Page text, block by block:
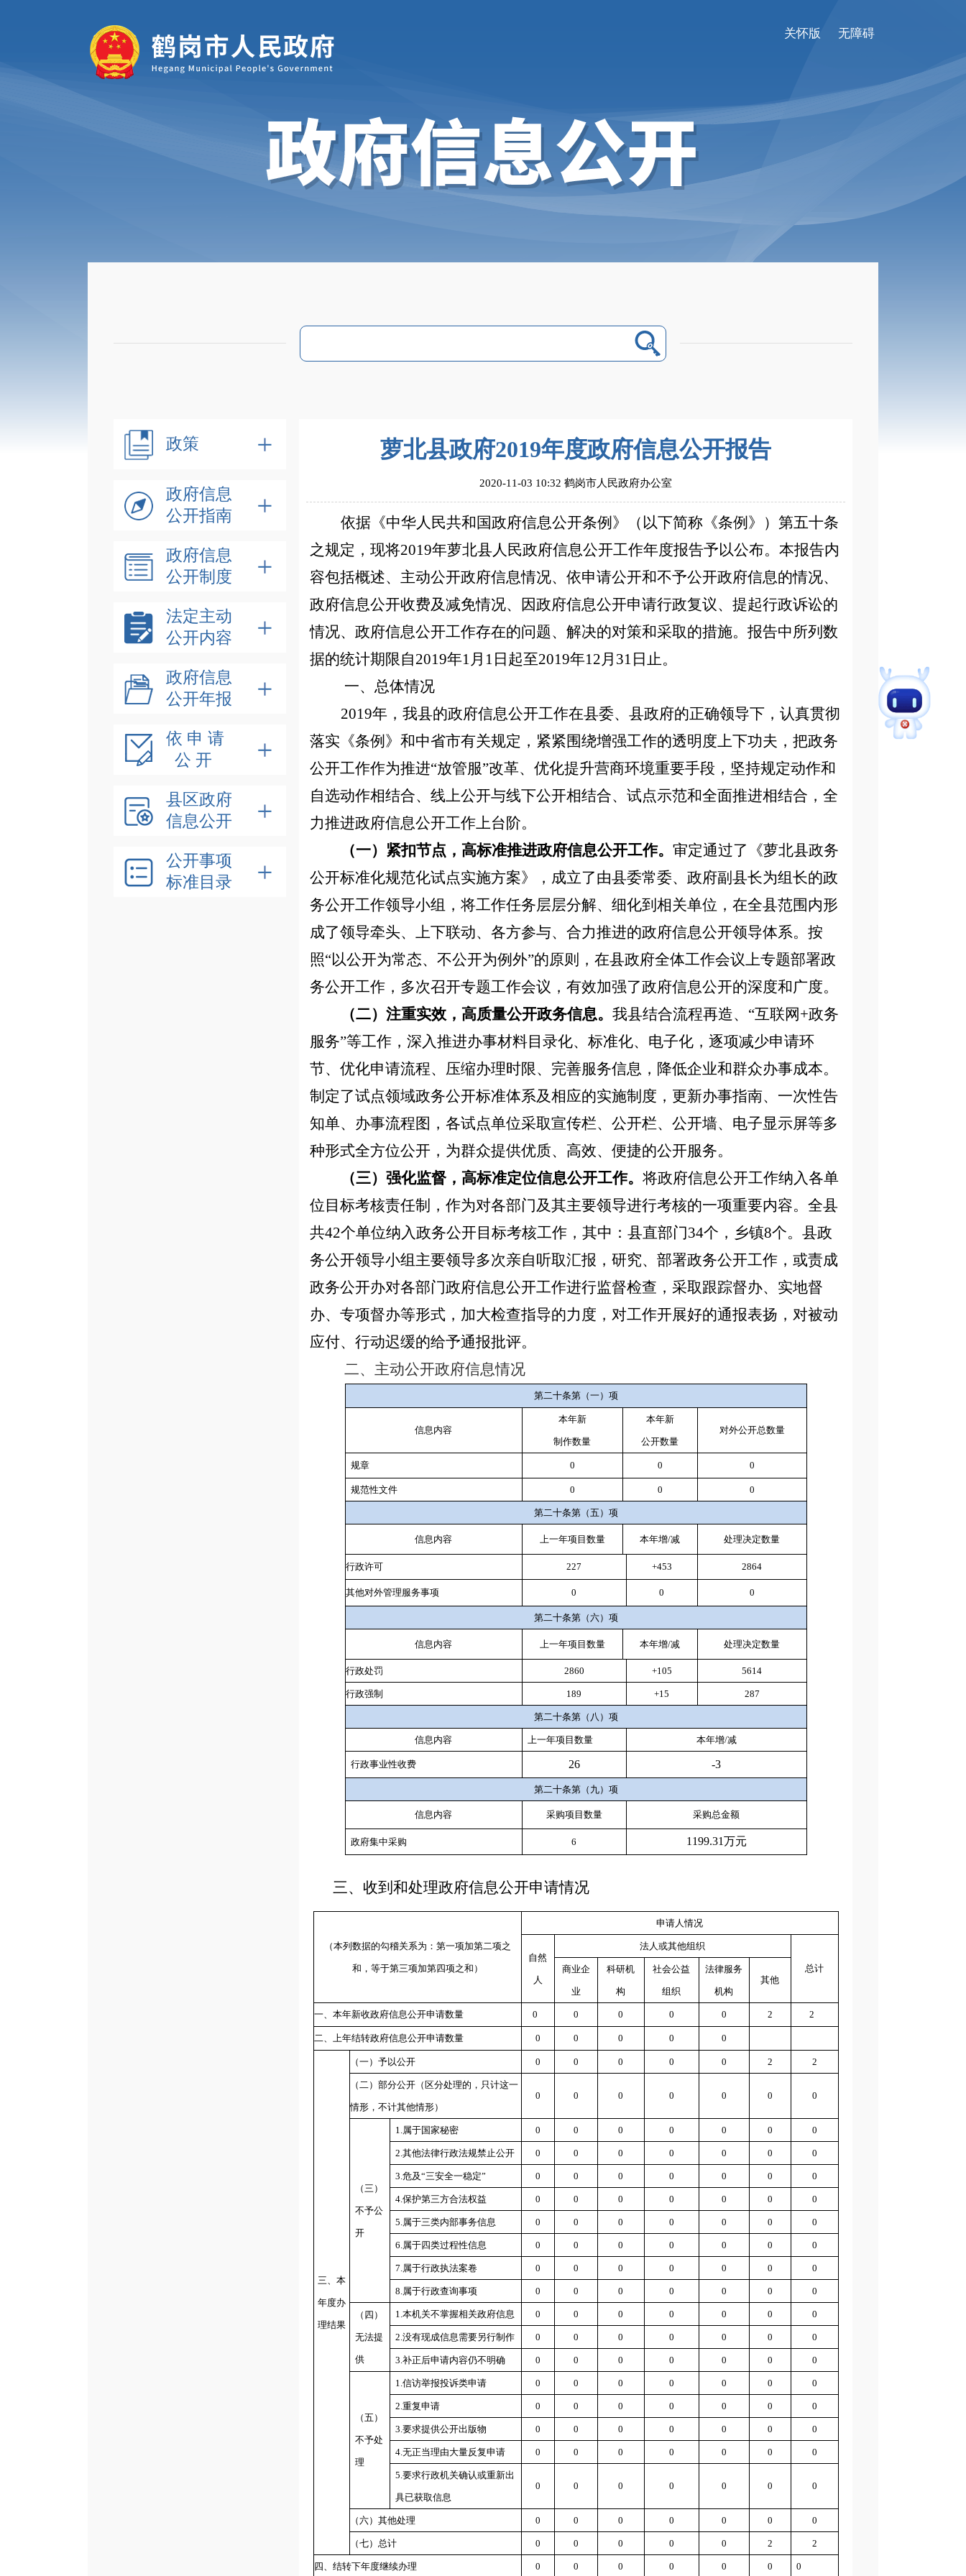
关怀版 无障碍
政策
政府信息
公开指南
政府信息
公开制度
法定主动
公开内容
政府信息
公开年报
依 申 请
公 开
县区政府
信息公开
公开事项
标准目录
萝北县政府2019年度政府信息公开报告
2020-11-03 10:32 鹤岗市人民政府办公室
依据《中华人民共和国政府信息公开条例》（以下简称《条例》）第五十条
之规定 ，现将2019年萝北县人民政府信息公开工作年度报告予以公布。本报告内
容包括概述、主动公开政府信息情况、依申请公开和不予公开政府信息的情况、
政府信息公开收费及减免情况、因政府信息公开申请行政复议、提起行政诉讼的
情况、政府信息公开工作存在的问题、解决的对策和采取的措施。报告中所列数
据的统计期限自2019年1月1日起至2019年12月31 日止。
一、 总体情况
2019年，我县的政府信息公开工作在县委、县政府的正确领导下，认真贯彻
落实《条例》和中省市有关规定，紧紧围绕增强工作的透明度上下功夫，把政务
公开工作作为推进“放管服”改革、优化提升营商环境重要手段，坚持规定动作和
自选动作相结合、线上公开与线下公开相结合、试点示范和全面推进相结合，全
力推进政府信息公开工作上台阶。
（一）紧扣节点，高标准推进政府信息公开工作。 审定通过了《萝北县政务
公开标准化规范化试点实施方案》， 成立了由县委常委、政府副县长为组长的政
务公开工作领导小组， 将工作任务层层分解、细化到相关单位， 在全县范围内形
成了领导牵头、上下联动、各方参与、合力推进的政府信息公开领导体系。 按
照“以公开为常态、不公开为例外”的原则， 在县政府全体工作会议上专题部署政
务公开工作，多次召开专题工作会议， 有效加强了政府信息公开的深度和广度。
（二） 注重实效，高质量公开政务信息。 我县结合流程再造、 “互联网+政务
服务”等工作，深入推进办事材料目录化、标准化、电子化， 逐项减少申请环
节、优化申请流程、 压缩办理时限、 完善服务信息， 降低企业和群众办事成本。
制定了试点领域政务公开标准体系及相应的实施制度，更新办事指南、一次性告
知单、办事流程图， 各试点单位采取宣传栏、公开栏、公开墙、电子显示屏等多
种形式全方位公开， 为群众提供优质、高效、便捷的公开服务。
（三）强化监督，高标准定位信息公开工作。 将政府信息公开工作纳入各单
位目标考核责任制，作为对各部门及其主要领导进行考核的一项重要内容。 全县
共42个单位纳入政务公开目标考核工作，其中： 县直部门34个，乡镇8个。 县政
务公开领导小组主要领导多次亲自听取汇报，研究、部署政务公开工作，或责成
政务公开办对各部门政府信息公开工作进行监督检查，采取跟踪督办、实地督
办、专项督办等形式，加大检查指导的力度，对工作开展好的通报表扬，对被动
应付、行动迟缓的给予通报批评。
二、 主动公开政府信息情况
第二十条第（一）项
信息内容
本年新
制作数量
本年新
公开数量
对外公开总数量
规章 0 0 0
规范性文件 0 0 0
第二十条第（五）项
信息内容 上一年项目数量 本年增/减 处理决定数量
行政许可 227 +453 2864
其他对外管理服务事项 0 0 0
第二十条第（六）项
信息内容 上一年项目数量 本年增/减 处理决定数量
行政处罚 2860 +105 5614
行政强制 189 +15 287
第二十条第（八）项
信息内容 上一年项目数量 本年增/减
行政事业性收费 26 -3
第二十条第（九）项
信息内容 采购项目数量 采购总金额
政府集中采购 6 1199.31万元
三、收到和处理政府信息公开申请情况
（本列数据的勾稽关系为：第一项加第二项之
和，等于第三项加第四项之和）
申请人情况
自然
人
法人或其他组织
总计
商业企
业
科研机
构
社会公益
组织
法律服务
机构
其他
一、本年新收政府信息公开申请数量 0 0 0 0 0 2 2
二、上年结转政府信息公开申请数量 0 0 0 0 0
三、本
年度办
理结果
（一）予以公开 0 0 0 0 0 2 2
（二）部分公开（区分处理的，只计这一
情形，不计其他情形）
0 0 0 0 0 0 0
（三）
不予公
开
1.属于国家秘密 0 0 0 0 0 0 0
2.其他法律行政法规禁止公开 0 0 0 0 0 0 0
3.危及“三安全一稳定” 0 0 0 0 0 0 0
4.保护第三方合法权益 0 0 0 0 0 0 0
5.属于三类内部事务信息 0 0 0 0 0 0 0
6.属于四类过程性信息 0 0 0 0 0 0 0
7.属于行政执法案卷 0 0 0 0 0 0 0
8.属于行政查询事项 0 0 0 0 0 0 0
（四）
无法提
供
1.本机关不掌握相关政府信息 0 0 0 0 0 0 0
2.没有现成信息需要另行制作 0 0 0 0 0 0 0
3.补正后申请内容仍不明确 0 0 0 0 0 0 0
（五）
不予处
理
1.信访举报投诉类申请 0 0 0 0 0 0 0
2.重复申请 0 0 0 0 0 0 0
3.要求提供公开出版物 0 0 0 0 0 0 0
4.无正当理由大量反复申请 0 0 0 0 0 0 0
5.要求行政机关确认或重新出
具已获取信息
0 0 0 0 0 0 0
（六）其他处理 0 0 0 0 0 0 0
（七）总计 0 0 0 0 0 2 2
四、结转下年度继续办理 0 0 0 0 0 0 0